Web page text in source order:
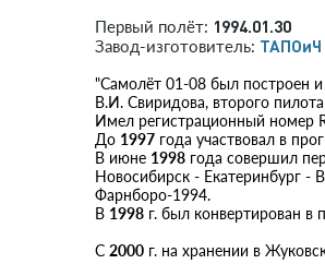
Первый полёт: 1994.01.30
Завод-изготовитель: ТАПОиЧ
"Самолёт 01-08 был построен
В.И. Свиридова, второго
Имел регистрационный номер
До 1997 года участвовал в
В июне 1998 года совершил
Новосибирск - Екатеринбург -
Фарнборо-1994.
В 1998 г. был конвертирован в
С 2000 г. на хранении в